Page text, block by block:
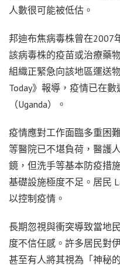
人數很可能被低估。
邦迪布焦病毒株曾在2007
該病毒株的疫苗或治療藥
組織正緊急向該地區運送
Today》報導，疫情已在
（Uganda）。
疫情應對工作面臨多重困
等醫院已不堪負荷，醫護
鏡，但洗手等基本防疫措
基礎設施極度不足。居民
以控制疫情。
長期忽視與衝突導致當地
度不信任感。許多居民對
甚至有人將其視為「神秘